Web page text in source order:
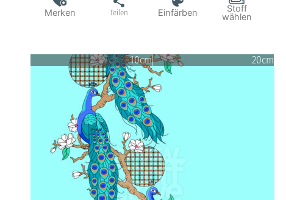
Merken Teilen Einfärben Stoff
wählen
10cm 20cm